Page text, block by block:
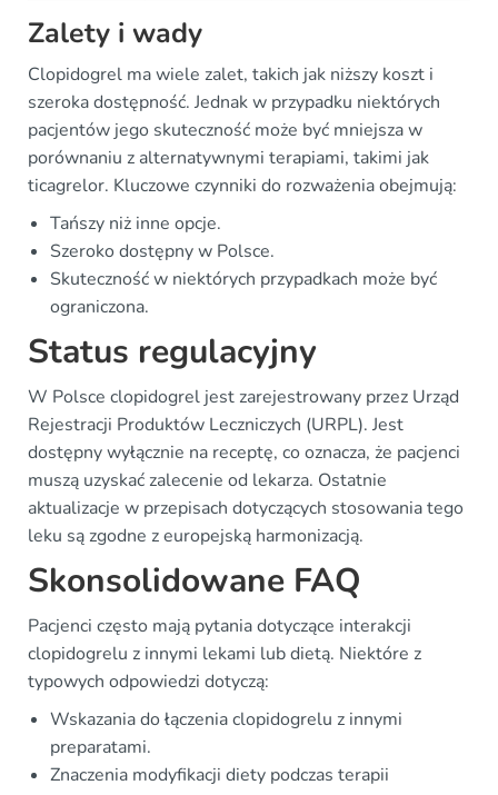
Zalety i wady
Clopidogrel ma wiele zalet, takich jak niższy koszt i
szeroka dostępność. Jednak w przypadku niektórych
pacjentów jego skuteczność może być mniejsza w
porównaniu z alternatywnymi terapiami, takimi jak
ticagrelor. Kluczowe czynniki do rozważenia obejmują:
Tańszy niż inne opcje.
Szeroko dostępny w Polsce.
Skuteczność w niektórych przypadkach może być
ograniczona.
Status regulacyjny
W Polsce clopidogrel jest zarejestrowany przez Urząd
Rejestracji Produktów Leczniczych (URPL). Jest
dostępny wyłącznie na receptę, co oznacza, że pacjenci
muszą uzyskać zalecenie od lekarza. Ostatnie
aktualizacje w przepisach dotyczących stosowania tego
leku są zgodne z europejską harmonizacją.
Skonsolidowane FAQ
Pacjenci często mają pytania dotyczące interakcji
clopidogrelu z innymi lekami lub dietą. Niektóre z
typowych odpowiedzi dotyczą:
Wskazania do łączenia clopidogrelu z innymi
preparatami.
Znaczenia modyfikacji diety podczas terapii